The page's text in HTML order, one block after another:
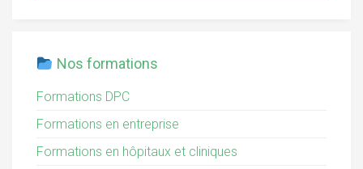
Nos formations
Formations DPC
Formations en entreprise
Formations en hôpitaux et cliniques